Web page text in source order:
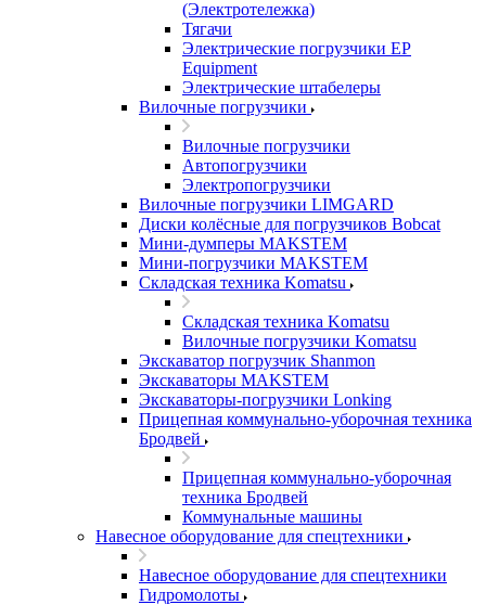
(Электротележка)
Тягачи
Электрические погрузчики EP
Equipment
Электрические штабелеры
Вилочные погрузчики
Вилочные погрузчики
Автопогрузчики
Электропогрузчики
Вилочные погрузчики LIMGARD
Диски колёсные для погрузчиков Bobcat
Мини-думперы MAKSTEM
Мини-погрузчики MAKSTEM
Складская техника Komatsu
Складская техника Komatsu
Вилочные погрузчики Komatsu
Экскаватор погрузчик Shanmon
Экскаваторы MAKSTEM
Экскаваторы-погрузчики Lonking
Прицепная коммунально-уборочная техника
Бродвей
Прицепная коммунально-уборочная
техника Бродвей
Коммунальные машины
Навесное оборудование для спецтехники
Навесное оборудование для спецтехники
Гидромолоты